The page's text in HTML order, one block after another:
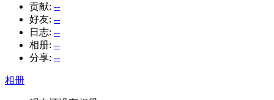
贡献: --
好友: --
日志: --
相册: --
分享: --
相册